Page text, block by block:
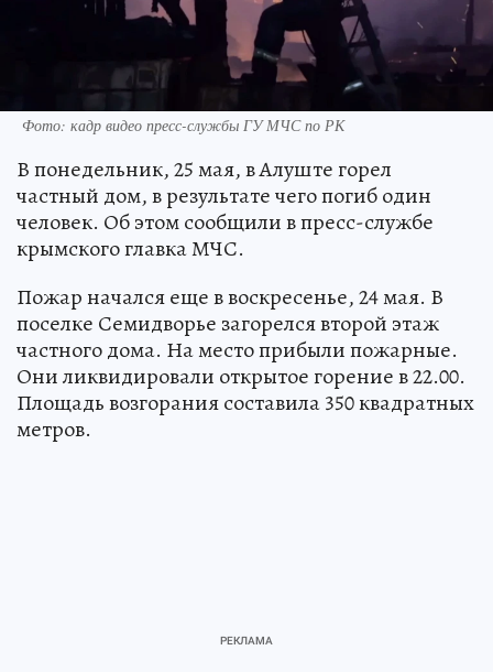
Фото: кадр видео пресс-службы ГУ МЧС по РК
В понедельник, 25 мая, в Алуште горел
частный дом, в результате чего погиб один
человек. Об этом сообщили в пресс-службе
крымского главка МЧС.
Пожар начался еще в воскресенье, 24 мая. В
поселке Семидворье загорелся второй этаж
частного дома. На место прибыли пожарные.
Они ликвидировали открытое горение в 22.00.
Площадь возгорания составила 350 квадратных
метров.